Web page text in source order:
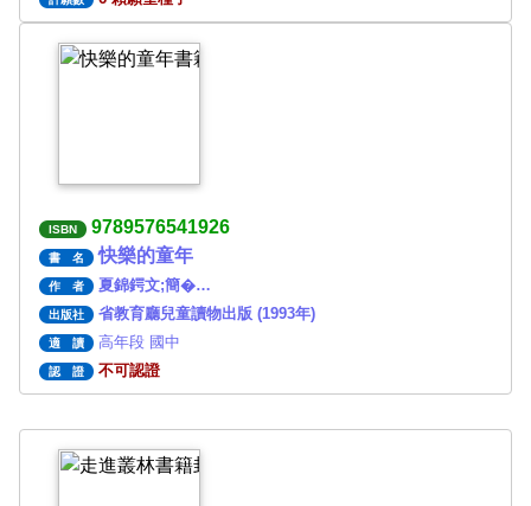
ISBN 9789576541926
書 名 快樂的童年
作 者 夏錦鍔文;簡�…
出版社 省教育廳兒童讀物出版 (1993年)
適 讀 高年段 國中
認 證 不可認證